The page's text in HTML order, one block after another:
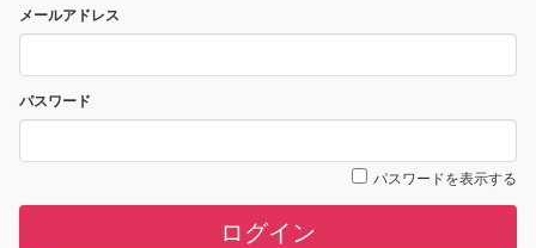
メールアドレス
パスワード
パスワードを表示する
ログイン